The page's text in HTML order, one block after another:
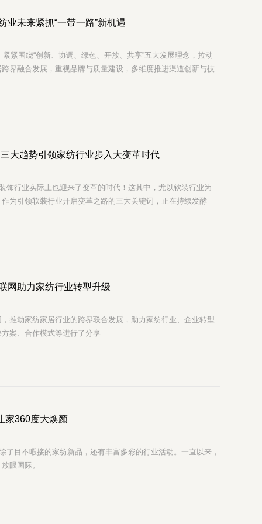
业未来紧抓“一带一路”新机遇
紧围绕“创新、协调、绿色、开放、共享”五大发展理念，拉动
界融合发展，重视品牌与质量建设，多维度推进渠道创新与技
大趋势引领家纺行业步入大变革时代
饰行业实际上也迎来了变革的时代！这其中，尤以软装行业为
为引领软装行业开启变革之路的三大关键词，正在持续发酵
网助力家纺行业转型升级
推动家纺家居行业的跨界联合发展，助力家纺行业、企业转型
案、合作模式等进行了分享
家360度大焕颜
了目不暇接的家纺新品，还有丰富多彩的行业活动。一直以来，
眼国际。